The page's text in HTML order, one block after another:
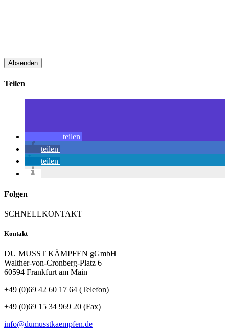
Teilen
teilen
teilen
teilen
Folgen
SCHNELLKONTAKT
Kontakt
DU MUSST KÄMPFEN gGmbH
Walther-von-Cronberg-Platz 6
60594 Frankfurt am Main
+49 (0)69 42 60 17 64 (Telefon)
+49 (0)69 15 34 969 20 (Fax)
info@dumusstkaempfen.de